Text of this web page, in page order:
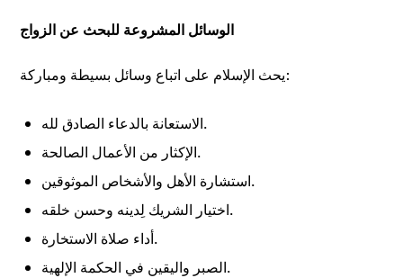
الوسائل المشروعة للبحث عن الزواج
يحث الإسلام على اتباع وسائل بسيطة ومباركة:
الاستعانة بالدعاء الصادق لله.
الإكثار من الأعمال الصالحة.
استشارة الأهل والأشخاص الموثوقين.
اختيار الشريك لِدينه وحسن خلقه.
أداء صلاة الاستخارة.
الصبر واليقين في الحكمة الإلهية.